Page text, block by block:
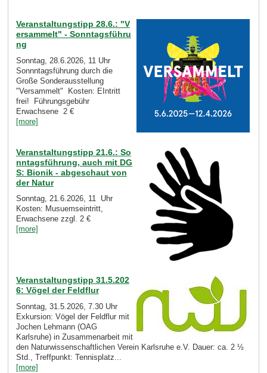
Veranstaltungstipp 28.6.: "V
ersammelt" - Sonntagsführu
ng
Sonntag, 28.6.2026, 11 Uhr
Sonnntagsführung durch die
Große Sonderausstellung
"Versammelt" Kosten: EIntritt
frei! Führungsgebühr
Erwachsene 2 €
[more]
Veranstaltungstipp 21.6.: So
nntagsführung, auch mit DG
S: Bionik - abgeschaut von
der Natur
Sonntag, 21.6.2026, 11 Uhr
Kosten: Musuemseintritt,
Erwachsene zzgl. 2 €
[more]
Veranstaltungstipp 31.5.202
6: Vögel der Feldflur
Sonntag, 31.5.2026, 7.30 Uhr
Exkursion: Vögel der Feldflur mit
Jochen Lehmann (OAG
Karlsruhe) in Zusammenarbeit mit
den Naturwissenschaftlichen Verein Karlsruhe e.V. Dauer: ca. 2 ½
Std., Treffpunkt: Tennisplatz...
[more]